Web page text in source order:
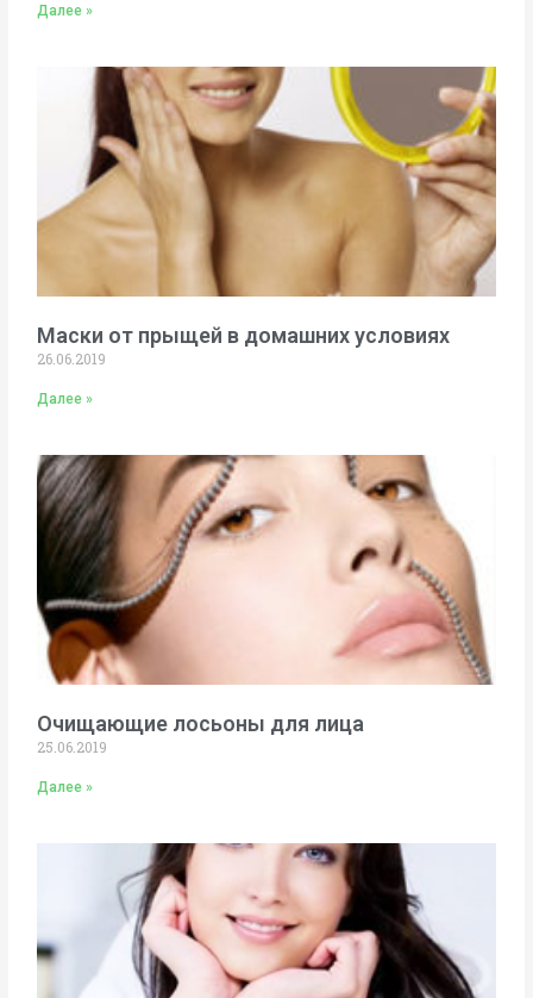
Далее »
Маски от прыщей в домашних условиях
26.06.2019
Далее »
Очищающие лосьоны для лица
25.06.2019
Далее »